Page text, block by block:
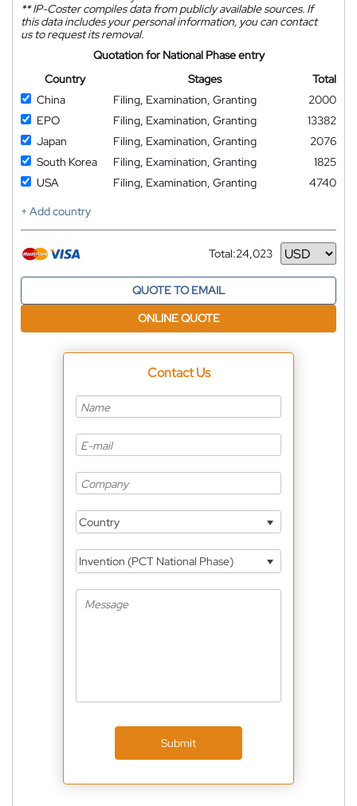
**IP-Coster compiles data from publicly available sources. If
this data includes your personal information, you can contact
us to request its removal.
Quotation for National Phase entry
Country
Stages
Total
China
Filing, Examination, Granting
2000
EPO
Filing, Examination, Granting
13382
Japan
Filing, Examination, Granting
2076
South Korea
Filing, Examination, Granting
1825
USA
Filing, Examination, Granting
4740
+ Add country
Total:24,023
Currency
QUOTE TO EMAIL
ONLINE QUOTE
Contact Us
Country
Invention (PCT National Phase)
Submit